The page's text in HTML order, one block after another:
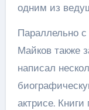
одним из
Параллельно
Майков также
написал
актрисе.